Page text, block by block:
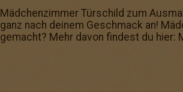
Mädchenzimmer Türschild zum
ganz nach deinem Geschmack an!
gemacht? Mehr davon findest du hier: